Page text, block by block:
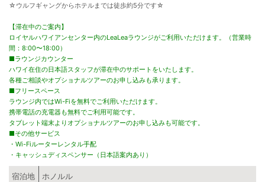
☆ウルフギャングからホテルまでは徒歩約5分です☆
【滞在中のご案内】
ロイヤルハワイアンセンター内のLeaLeaラウンジがご利用いただけます。（営業時
間：8:00〜18:00）
■ラウンジカウンター
ハワイ在住の日本語スタッフが滞在中のサポートをいたします。
各種ご相談やオプショナルツアーのお申し込みも承ります。
■フリースペース
ラウンジ内ではWi-Fiを無料でご利用いただけます。
携帯電話の充電器も無料でご利用可能です。
タブレット端末よりオプショナルツアーのお申し込みも可能です。
■その他サービス
・Wi-Fiルーターレンタル手配
・キャッシュディスペンサー（日本語案内あり）
宿泊地 ホノルル